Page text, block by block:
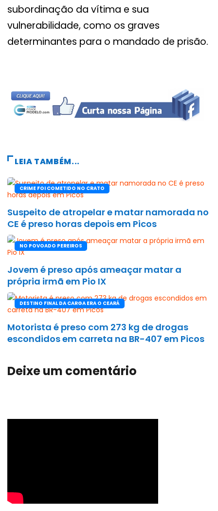
subordinação da vítima e sua
vulnerabilidade, como os graves
determinantes para o mandado de prisão.
LEIA TAMBÉM...
CRIME FOI COMETIDO NO CRATO
Suspeito de atropelar e matar namorada no
CE é preso horas depois em Picos
NO POVOADO PEREIROS
Jovem é preso após ameaçar matar a
própria irmã em Pio IX
DESTINO FINAL DA CARGA ERA O CEARÁ
Motorista é preso com 273 kg de drogas
escondidos em carreta na BR-407 em Picos
Deixe um comentário